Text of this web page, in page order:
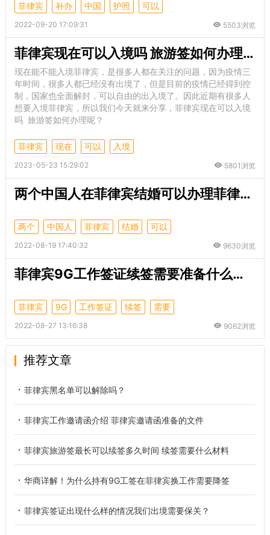
菲律宾 补办 中国 护照 可以
2022-09-20 17:09:31 5503浏览
菲律宾现在可以入境吗 旅游签如何办理呢
现在能不能入境菲律宾，是很多人都在关注的问题，因为疫情三
年时间，很多人都已经没有出境了，但是目前的疫情已经得到控
制，国家也全面解封，可以自由的出入境了。因此近期有很多人
想要入境菲律宾，所以我们今天就来分享，菲律宾现在可以入境
吗 旅游签如何办理呢？
菲律宾 现在 可以 入境
2023-05-23 15:29:02 5801浏览
两个中国人在菲律宾结婚可以办理菲律宾的13A婚签吗？
两个 中国人 菲律宾 结婚 可以
2022-08-19 17:40:32 9630浏览
菲律宾9G工作签证续签需要准备什么材料？
菲律宾 9G 工作签证 续签 需要
2022-08-27 13:16:38 9062浏览
推荐文章
菲律宾黑名单可以解除吗？
菲律宾工作邀请函介绍 菲律宾邀请函准备的文件
菲律宾旅游签最长可以续签多久时间 续签需要什么材料
华商详解！为什么持有9G工签在菲律宾换工作需要降签
菲律宾签证出现什么样的情况我们出境需要保关？